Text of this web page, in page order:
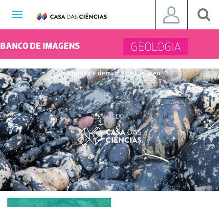
Toggle
BANCO DE IMAGENS GEOLOGIA
Vestígios de derrame de fuelóleo
BEM-VINDO À